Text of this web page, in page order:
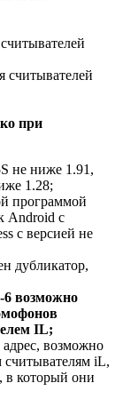
считывателей
при
не ниже 1.91,
1.28;
программой
Android с
с версией не
дубликатор,
6 возможно
IL;
возможно
iL,
в который они